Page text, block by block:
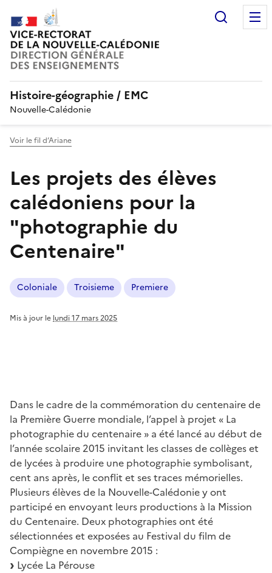
Histoire-géographie / EMC
Nouvelle-Calédonie
Voir le fil d’Ariane
Les projets des élèves
calédoniens pour la
"photographie du
Centenaire"
Coloniale Troisieme Premiere
Mis à jour le lundi 17 mars 2025
Dans le cadre de la commémoration du centenaire de
la Première Guerre mondiale, l’appel à projet « La
photographie du centenaire » a été lancé au début de
l’année scolaire 2015 invitant les classes de collèges et
de lycées à produire une photographie symbolisant,
cent ans après, le conflit et ses traces mémorielles.
Plusieurs élèves de la Nouvelle-Calédonie y ont
participé en envoyant leurs productions à la Mission
du Centenaire. Deux photographies ont été
sélectionnées et exposées au Festival du film de
Compiègne en novembre 2015 :
Lycée La Pérouse